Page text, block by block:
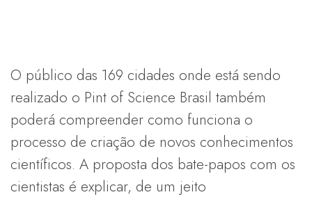
O público das 169 cidades onde está sendo
realizado o Pint of Science Brasil também
poderá compreender como funciona o
processo de criação de novos conhecimentos
científicos. A proposta dos bate-papos com os
cientistas é explicar, de um jeito